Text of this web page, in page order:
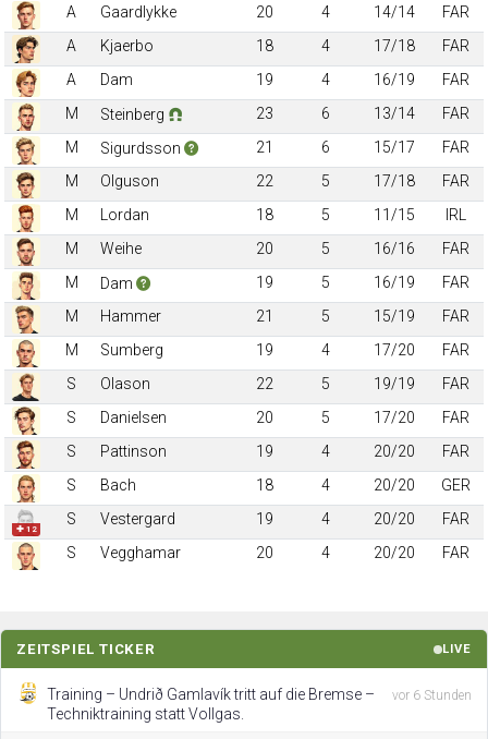
A
Gaardlykke 20 4 14/14
FAR
A
Kjaerbo 18 4 17/18
FAR
A
Dam 19 4 16/19
FAR
M
Steinberg 23 6 13/14
FAR
M
Sigurdsson 21 6 15/17
FAR
M
Olguson 22 5 17/18
FAR
M
Lordan 18 5 11/15
IRL
M
Weihe 20 5 16/16
FAR
M
Dam 19 5 16/19
FAR
M
Hammer 21 5 15/19
FAR
M
Sumberg 19 4 17/20
FAR
S
Olason 22 5 19/19
FAR
S
Danielsen 20 5 17/20
FAR
S
Pattinson 19 4 20/20
FAR
S
Bach 18 4 20/20 GER
✚ 12
S Vestergard 19 4 20/20
FAR
S
Vegghamar 20 4 20/20 FAR
ZEITSPIEL TICKER LIVE
Training – Undrið Gamlavík tritt auf die Bremse –
Techniktraining statt Vollgas.
vor 6 Stunden